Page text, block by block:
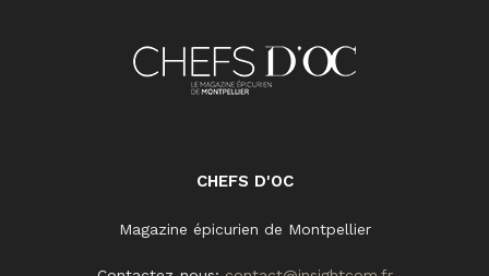
CHEFS D'OC
Magazine épicurien de Montpellier